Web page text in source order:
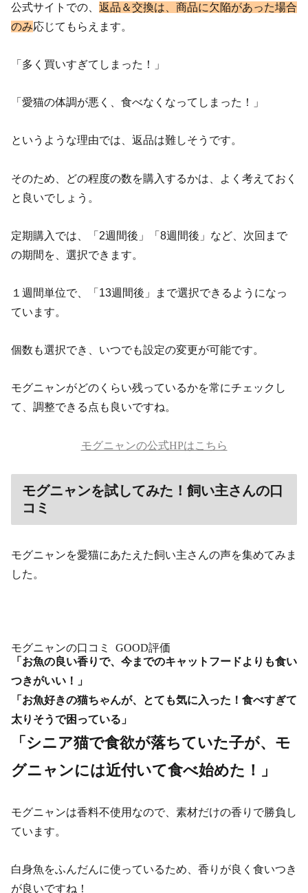
公式サイトでの、 返品＆交換は、商品に欠陥があった場合
のみ応じてもらえます。
「多く買いすぎてしまった！」
「愛猫の体調が悪く、食べなくなってしまった！」
というような理由では、返品は難しそうです。
そのため、どの程度の数を購入するかは、よく考えておく
と良いでしょう。
定期購入では、「2週間後」「8週間後」など、次回まで
の期間を、選択できます。
１週間単位で、「13週間後」まで選択できるようになっ
ています。
個数も選択でき、いつでも設定の変更が可能です。
モグニャンがどのくらい残っているかを常にチェックし
て、調整できる点も良いですね。
モグニャンの公式HPはこちら
モグニャンを試してみた！飼い主さんの口
コミ
モグニャンを愛猫にあたえた飼い主さんの声を集めてみま
した。
モグニャンの口コミ GOOD評価
「お魚の良い香りで、今までのキャットフードよりも食い
つきがいい！」
「お魚好きの猫ちゃんが、とても気に入った！食べすぎて
太りそうで困っている」
「シニア猫で食欲が落ちていた子が、モ
グニャンには近付いて食べ始めた！」
モグニャンは香料不使用なので、素材だけの香りで勝負し
ています。
白身魚をふんだんに使っているため、香りが良く食いつき
が良いですね！